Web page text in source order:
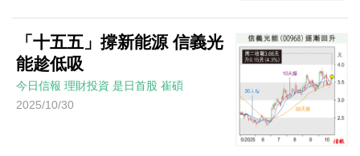
「十五五」撐新能源 信義光
能趁低吸
今日信報 理財投資 是日首股 崔碩
2025/10/30